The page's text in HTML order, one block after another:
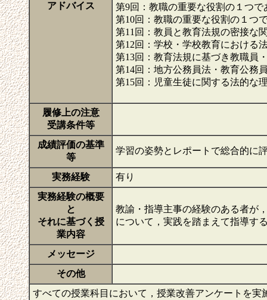
アドバイス
第9回：教職の重要な役割の１つ
第10回：教職の重要な役割の１つ
第11回：教員と教育法規の密接な
第12回：学校・学校教育における
第13回：教育法規に基づき教職員
第14回：地方公務員法・教育公務
第15回：児童生徒に関する法的な
履修上の注意
受講条件等
成績評価の基準
等
学習の姿勢とレポートで総合的に
実務経験
有り
実務経験の概要
と
それに基づく授
業内容
教諭・指導主事の経験のある者が
について，実践を踏まえて指導す
メッセージ
その他
すべての授業科目において，授業改善アンケートを